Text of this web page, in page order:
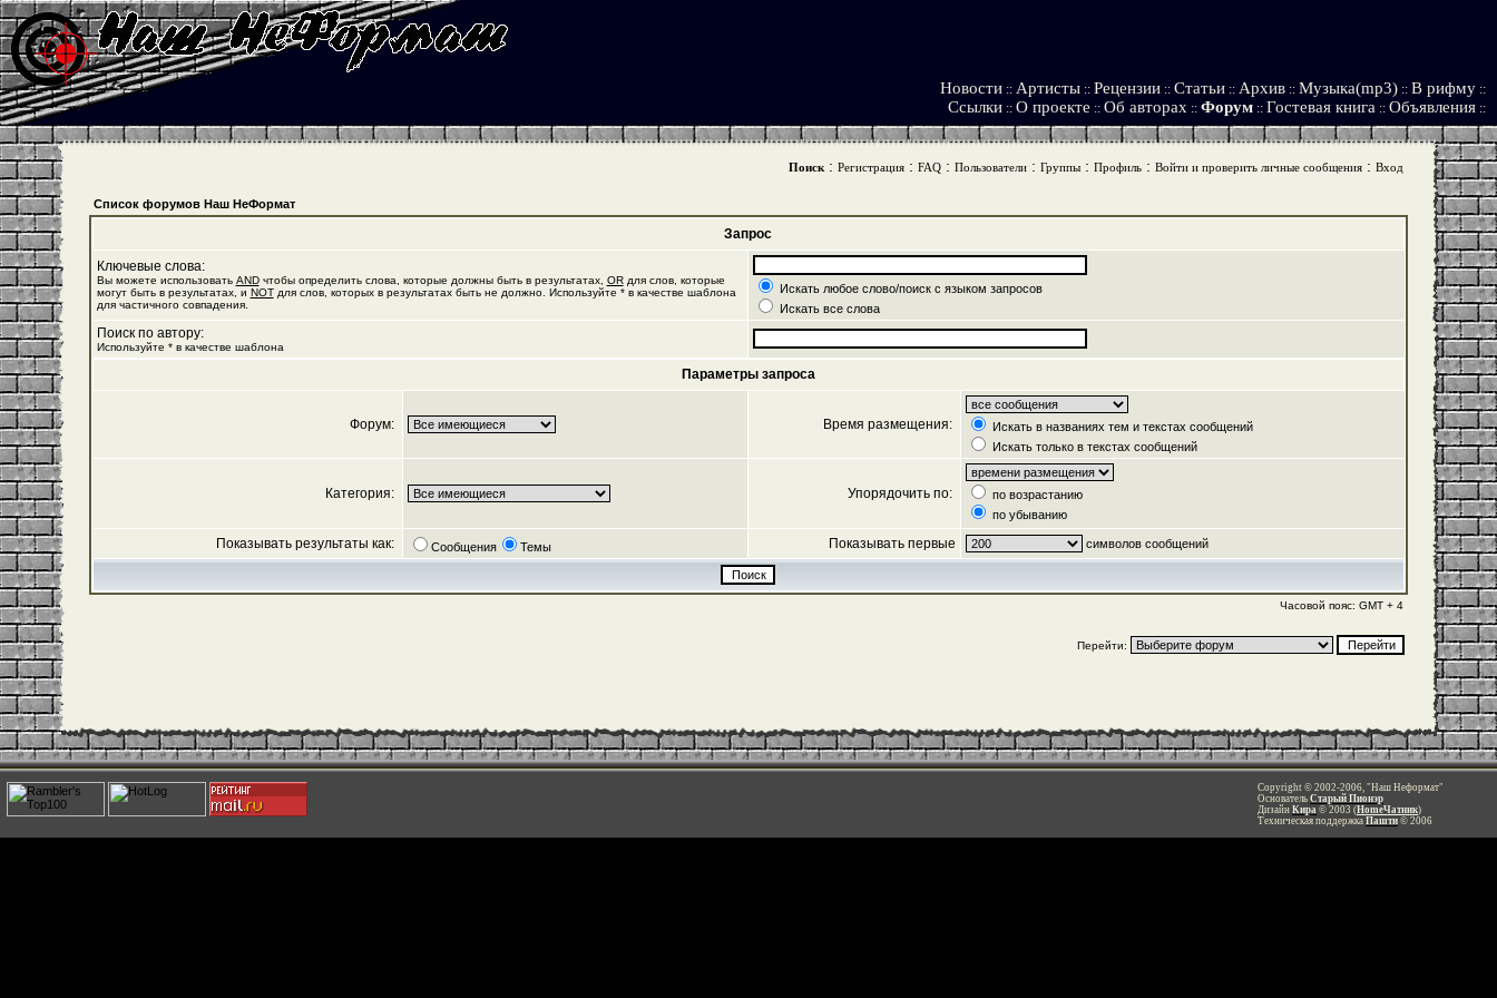
Новости :: Артисты :: Рецензии :: Статьи :: Архив :: Музыка(mp3) :: В рифму ::
Ссылки :: О проекте :: Об авторах :: Форум :: Гостевая книга :: Объявления ::
Поиск: Регистрация: FAQ: Пользователи: Группы: Профиль: Войти и проверить личные сообщения: Вход
Список форумов Наш НеФормат
Запрос
Ключевые слова:
Вы можете использовать ANDчтобы определить слова, которые должны быть в результатах, ORдля слов, которые
могут быть в результатах, и NOTдля слов, которых в результатах быть не должно. Используйте * в качестве шаблона
для частичного совпадения.
Искать любое слово/поиск с языком запросов
Искать все слова
Поиск по автору:
Используйте * в качестве шаблона
Параметры запроса
Форум: Время размещения:
Искать в названиях тем и текстах сообщений
Искать только в текстах сообщений
Категория: Упорядочить по:
по возрастанию
по убыванию
Показывать результаты как: Сообщения Темы Показывать первые символов сообщений
Часовой пояс: GMT + 4
Перейти:
Copyright © 2002-2006, "Наш Неформат"
Основатель Старый Пионэр
Дизайн Кира © 2003 (HomeЧатник)
Техническая поддержка Пашти © 2006